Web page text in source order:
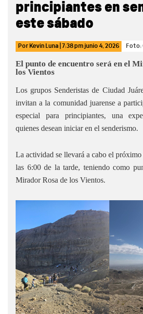
principiantes en
este sábado
Por Kevin Luna 7:38 pmjunio 4, 2026 Foto:
El punto de encuentro será en el
los Vientos
Los grupos Senderistas de Ciudad
invitan a la comunidad juarense a
especial para principiantes, una
quienes desean iniciar en el senderismo.
La actividad se llevará a cabo el
las 6:00 de la tarde, teniendo como
Mirador Rosa de los Vientos.